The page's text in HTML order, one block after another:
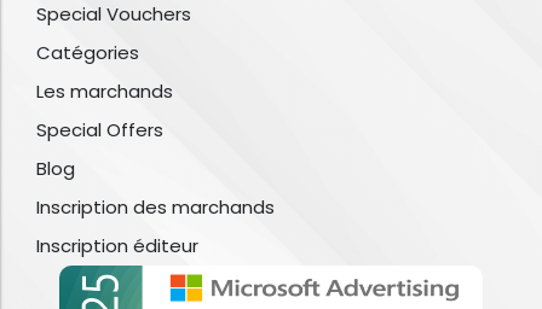
Special Vouchers
Catégories
Les marchands
Special Offers
Blog
Inscription des marchands
Inscription éditeur